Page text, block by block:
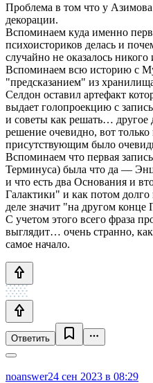
Проблема в том что у Азимова
декорации.
Вспоминаем куда именно
психоисториков делась и
случайно не оказалось никого
Вспоминаем всю историю с
"предсказанием" из
Селдон оставил артефакт
выдает голопроекцию с
и советы как решать… другое
решение очевидно, вот
присутствующим было
Вспоминаем что первая
Терминуса) была что да —
и что есть два Основания и
Галактики" и как потом
деле значит "на другом конце
С учетом этого всего фраза
выглядит… очень странно,
самое начало.
Ответить
noanswer24 сен 2023 в 08:29